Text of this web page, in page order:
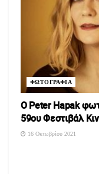
ΦΩΤΟΓΡΑΦΙΑ
Ο Peter Hapak
59ου Φεστιβάλ
16 Οκτωβρίου 2021